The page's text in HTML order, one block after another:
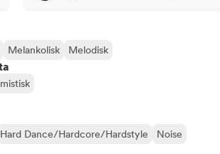
Melankolisk Melodisk
Hard Dance/Hardcore/Hardstyle Noise